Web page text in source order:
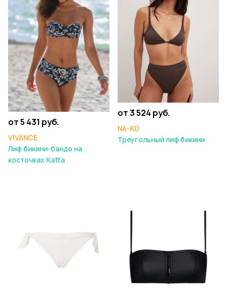
от 5 431 руб.
VIVANCE
Лиф бикини-бандо на
косточках Katta
от 3 524 руб.
NA-KD
Треугольный лиф бикини